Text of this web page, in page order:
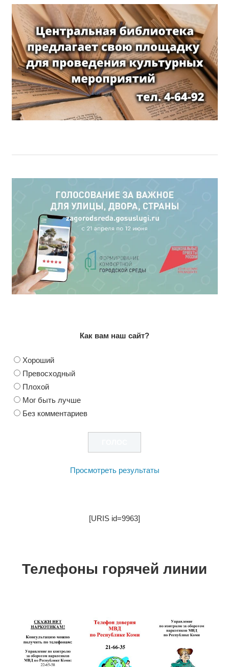
Как вам наш сайт?
Хороший
Превосходный
Плохой
Мог быть лучше
Без комментариев
Просмотреть результаты
[URIS id=9963]
Телефоны горячей линии